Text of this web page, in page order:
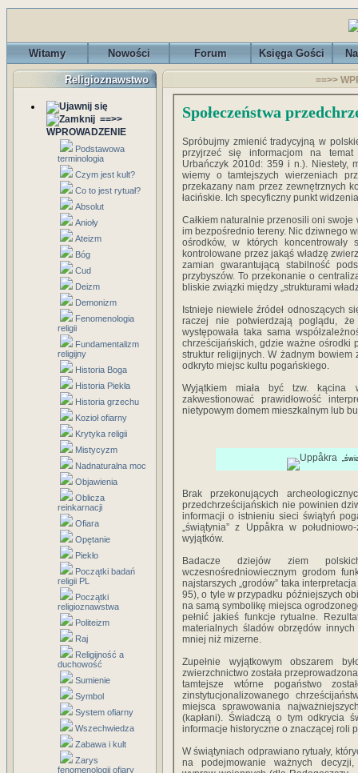
Witamy Nowości Forum Księga Gości
Religioznawstwo
==>>
WPROWADZENIE
Podstawowa
terminologia
Czym jest kult?
Co to jest rytuał?
Absolut
Anioły
Ateizm
Bóg
Cud
Deizm
Demonizm
Fenomenologia
religii
Fundamentalizm
religijny
Historia Boga
Historia Piekła
Historia grzechu
Kozioł ofiarny
Krytyka religii
Mistycyzm
Nadnaturalna moc
Objawienia
Oblicza
reinkarnacji
Ofiara
Opętanie
Piekło
Początki badań
religii PL
Początki
religioznawstwa
Politeizm
Raj
Religijność a
duchowość
Sumienie
Symbol
System ofiarny
Wszechwiedza
Zabawa i kult
Zarys
fenomenologii ofiary
==>>
Społeczeństwa
Spróbujmy zmienić tradycyjną w
przyjrzeć się informacjom na temat
Urbańczyk 2010d: 359 i n.). Niestety,
wiemy o tamtejszych wierzeniach
przekazany nam przez zewnętrznych
łacińskie. Ich specyficzny punkt
Całkiem naturalnie przenosili oni
im bezpośrednio tereny. Nic dziwnego
ośrodków, w których
kontrolowane przez jakąś władzę
zamian gwarantującą stabilność
przybyszów. To przekonanie o
bliskie związki między „strukturami
Istnieje niewiele źródeł odnoszących
raczej nie potwierdzają poglądu, że
występowała taka sama
chrześcijańskich, gdzie ważne ośrodki
struktur religijnych. W żadnym bowiem
odkryto miejsc kultu pogańskiego.
Wyjątkiem miała być tzw. kącina
zakwestionować prawidłowość
nietypowym domem mieszkalnym lub
Brak przekonujących
przedchrześcijańskich nie powinien
informacji o istnieniu sieci świątyń
„świątynia” z Uppåkra w
wyjątków.
Badacze dziejów ziem
wczesnośredniowiecznym grodom
najstarszych „grodów” taka
95), o tyle w przypadku późniejszych
na samą symbolikę miejsca
pełnić jakieś funkcje rytualne.
materialnych śladów obrzędów
mniej niż mizerne.
Zupełnie wyjątkowym obszarem
zwierzchnictwo została
tamtejsze wtórne pogaństwo
zinstytucjonalizowanego
miejsca sprawowania
(kapłani). Świadczą o tym odkrycia
informacje historyczne o znaczącej roli
W świątyniach odprawiano rytuały,
na podejmowanie ważnych